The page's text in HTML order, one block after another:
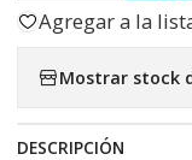
Agregar a la
Mostrar stock
DESCRIPCIÓN